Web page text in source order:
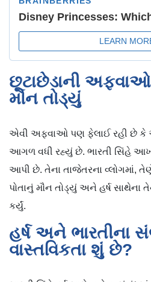
છૂટાછેડાની
મૌન તોડ્યું
એવી અફવાઓ પણ ફેલાઈ રહી છે કે
આગળ વધી રહ્યું છે. ભારતી સિંહે
આપી છે. તેના તાજેતરના વ્લોગમાં,
પોતાનું મૌન તોડ્યું અને હર્ષ સાથેના
કર્યું.
હર્ષ અને ભારતીના
વાસ્તવિકતા શું છે?